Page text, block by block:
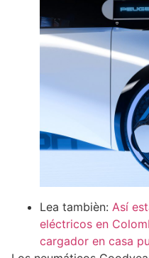
Lea tambièn: Así
eléctricos en
cargador en casa